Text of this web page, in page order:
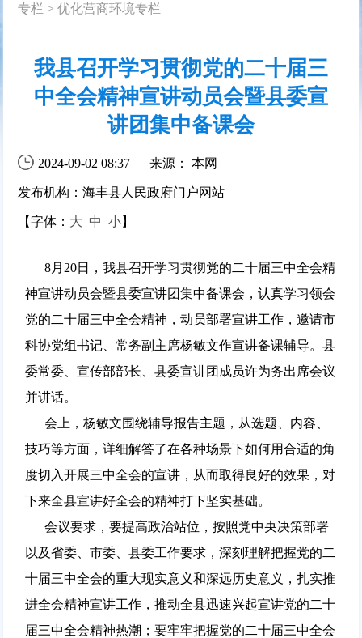
专栏 >优化营商环境专栏
我县召开学习贯彻党的二十届三
中全会精神宣讲动员会暨县委宣
讲团集中备课会
2024-09-02 08:37 来源： 本网
发布机构：海丰县人民政府门户网站
【字体： 大 中 小】
8月20日，我县召开学习贯彻党的二十届三中全会精
神宣讲动员会暨县委宣讲团集中备课会，认真学习领会
党的二十届三中全会精神，动员部署宣讲工作，邀请市
科协党组书记、常务副主席杨敏文作宣讲备课辅导。县
委常委、宣传部部长、县委宣讲团成员许为务出席会议
并讲话。
会上，杨敏文围绕辅导报告主题，从选题、内容、
技巧等方面，详细解答了在各种场景下如何用合适的角
度切入开展三中全会的宣讲，从而取得良好的效果，对
下来全县宣讲好全会的精神打下坚实基础。
会议要求，要提高政治站位，按照党中央决策部署
以及省委、市委、县委工作要求，深刻理解把握党的二
十届三中全会的重大现实意义和深远历史意义，扎实推
进全会精神宣讲工作，推动全县迅速兴起宣讲党的二十
届三中全会精神热潮；要牢牢把握党的二十届三中全会